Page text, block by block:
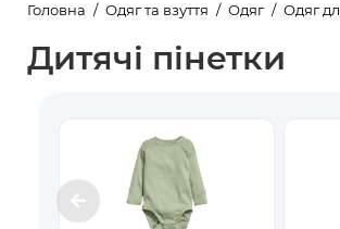
Головна Одяг та взуття Одяг Одяг
Дитячі пінетки